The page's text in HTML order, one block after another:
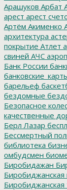
Арашуков Арбат
арест арест
Артём Акименко
архитектура
покрытие Атлет
свиней АЧС
Банк России
барельеф
бездомные
Безопасное
качественные
Берл Лазар
Бессмертный
библиотека
омбудсмен
Биробидажан
Биробиджанская